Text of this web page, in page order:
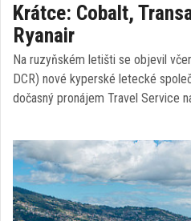
Krátce: Cobalt,
Ryanair
Na ruzyňském letišti se objevil
DCR) nové kyperské letecké
dočasný pronájem Travel Service